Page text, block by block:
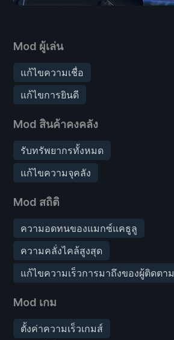
Mod ผู้เล่น
แก้ไขความเชื่อ
แก้ไขการยินดี
Mod สินค้าคงคลัง
รับทรัพยากรทั้งหมด
แก้ไขความจุคลัง
Mod สถิติ
ความอดทนของแมกซ์แคธูลู
ความคลั่งไคล้สูงสุด
แก้ไขความเร็วการมาถึงของผู้ติดตาม
Mod เกม
ตั้งค่าความเร็วเกมส์